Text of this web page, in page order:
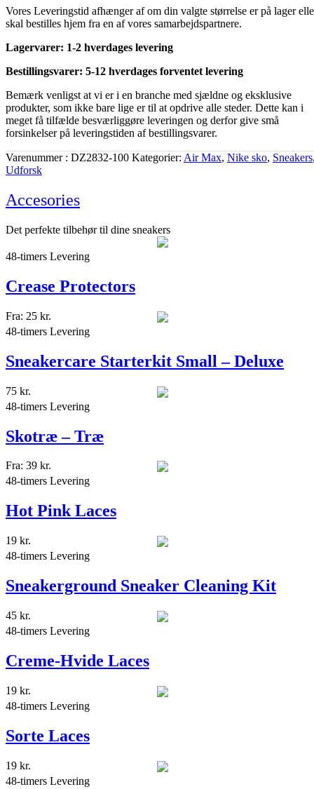
Vores Leveringstid afhænger af om din valgte størrelse er på lager
skal bestilles hjem fra en af vores samarbejdspartnere.
Lagervarer: 1-2 hverdages levering
Bestillingsvarer: 5-12 hverdages forventet levering
Bemærk venligst at vi er i en branche med sjældne og eksklusive
produkter, som ikke bare lige er til at opdrive alle steder. Dette kan i
meget få tilfælde besværliggøre leveringen og derfor give små
forsinkelser på leveringstiden af bestillingsvarer.
Varenummer DZ2832-100 Kategorier Air Max, Nike sko, Sneakers
Udforsk
Accesories
Det perfekte tilbehør til dine sneakers
48-timers Levering
Crease Protectors
Fra: 25 kr.
48-timers Levering
Sneakercare Starterkit Small – Deluxe
75 kr.
48-timers Levering
Skotræ – Træ
Fra: 39 kr.
48-timers Levering
Hot Pink Laces
19 kr.
48-timers Levering
Sneakerground Sneaker Cleaning Kit
45 kr.
48-timers Levering
Creme-Hvide Laces
19 kr.
48-timers Levering
Sorte Laces
19 kr.
48-timers Levering